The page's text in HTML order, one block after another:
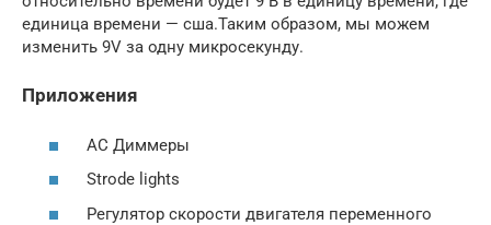
единица времени — сша.Таким образом, мы можем
изменить 9V за одну микросекунду.
Приложения
AC Диммеры
Strode lights
Регулятор скорости двигателя переменного